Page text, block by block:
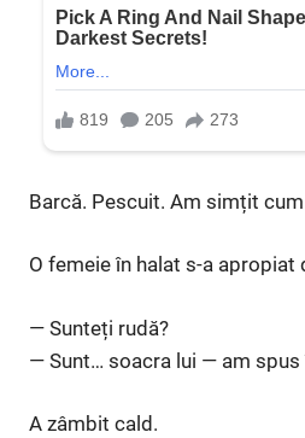
Barcă. Pescuit. Am simțit
O femeie în halat s-a apropiat
— Sunteți rudă?
— Sunt… soacra lui — am spus
A zâmbit cald.